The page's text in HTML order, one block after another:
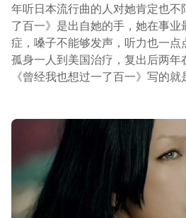
年听日本流行曲的人对她肯定也不
了百一》是出自她的手，她在事
症，嗓子不能够发声，听力也一点
孤身一人到美国治疗，复出后两
《曾经我也想过一了百一》写的就